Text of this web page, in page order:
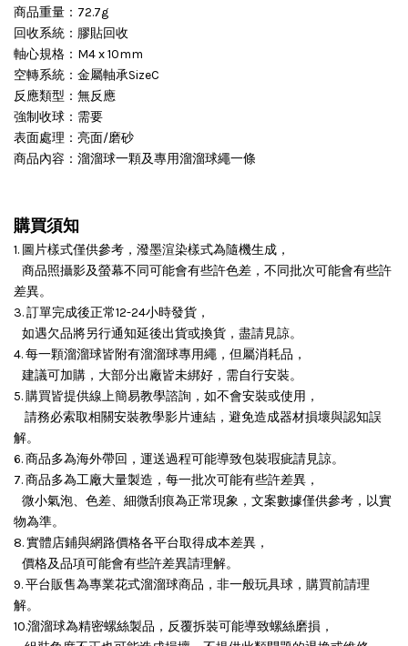
商品重量：72.7g
回收系統：膠貼回收
軸心規格：M4 x 10mm
空轉系統：金屬軸承SizeC
反應類型：無反應
強制收球：需要
表面處理：亮面/磨砂
商品內容：溜溜球一顆及專用溜溜球繩一條
購買須知
1. 圖片樣式僅供參考，潑墨渲染樣式為隨機生成，
商品照攝影及螢幕不同可能會有些許色差，不同批次可能會有些許
差異。
3. 訂單完成後正常12-24小時發貨，
如遇欠品將另行通知延後出貨或換貨，盡請見諒。
4. 每一顆溜溜球皆附有溜溜球專用繩，但屬消耗品，
建議可加購，大部分出廠皆未綁好，需自行安裝。
5. 購買皆提供線上簡易教學諮詢，如不會安裝或使用，
請務必索取相關安裝教學影片連結，避免造成器材損壞與認知誤
解。
6. 商品多為海外帶回，運送過程可能導致包裝瑕疵請見諒。
7. 商品多為工廠大量製造，每一批次可能有些許差異，
微小氣泡、色差、細微刮痕為正常現象，文案數據僅供參考，以實
物為準。
8. 實體店鋪與網路價格各平台取得成本差異，
價格及品項可能會有些許差異請理解。
9. 平台販售為專業花式溜溜球商品，非一般玩具球，購買前請理
解。
10.溜溜球為精密螺絲製品，反覆拆裝可能導致螺絲磨損，